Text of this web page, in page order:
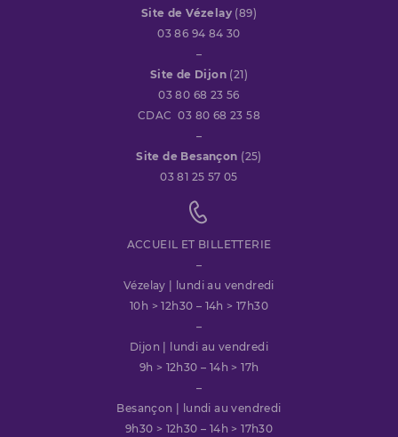
Site de Vézelay (89)
03 86 94 84 30
–
Site de Dijon (21)
03 80 68 23 56
CDAC 03 80 68 23 58
–
Site de Besançon (25)
03 81 25 57 05
ACCUEIL ET BILLETTERIE
–
Vézelay | lundi au vendredi
10h > 12h30 – 14h > 17h30
–
Dijon | lundi au vendredi
9h > 12h30 – 14h > 17h
–
Besançon | lundi au vendredi
9h30 > 12h30 – 14h > 17h30